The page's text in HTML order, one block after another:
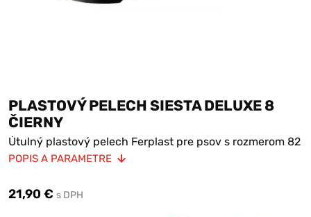
PLASTOVÝ PELECH SIESTA DELUXE 8
ČIERNY
Útulný plastový pelech Ferplast pre psov s rozmerom 82
x 59,5 x 25 cm.
cirkuláciu vzduchu.
POPIS A PARAMETRE
21,90 € s DPH